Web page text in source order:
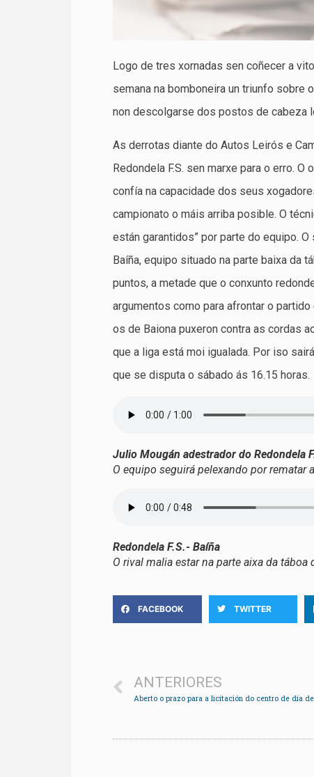
Logo de tres xornadas sen coñecer a
semana na bomboneira un triunfo sobre
non descolgarse dos postos de cabeza
As derrotas diante do Autos Leirós e
Redondela F.S. sen marxe para o erro.
confía na capacidade dos seus
campionato o máis arriba posible. O
están garantidos” por parte do equipo.
Baíña, equipo situado na parte baixa da
puntos, a metade que o conxunto
argumentos como para afrontar o
os de Baiona puxeron contra as cordas
que a liga está moi igualada. Por iso
que se disputa o sábado ás 16.15 horas.
Julio Mougán adestrador do Redondela
O equipo seguirá pelexando por rematar
Redondela F.S.- Baíña
O rival malia estar na parte aixa da
FACEBOOK TWITTER
ANTERIORES
Aberto o prazo para a licitación do centro de día